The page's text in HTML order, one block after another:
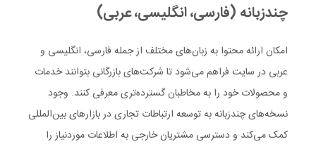
چندزبانه (فارسی، انگلیسی، عربی)
امکان ارائه محتوا به زبان‌های مختلف از جمله فارسی، انگلیسی و
عربی در سایت فراهم می‌شود تا شرکت‌های بازرگانی بتوانند خدمات
و محصولات خود را به مخاطبان گسترده‌تری معرفی کنند. وجود
نسخه‌های چندزبانه به توسعه ارتباطات تجاری در بازارهای بین‌المللی
کمک می‌کند و دسترسی مشتریان خارجی به اطلاعات موردنیاز را